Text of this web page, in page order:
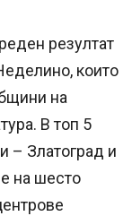
резултат
които
на
В топ 5
– Златоград и
на шесто